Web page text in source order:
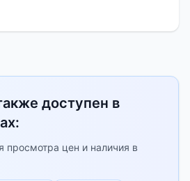
доступен в
просмотра цен и наличия в